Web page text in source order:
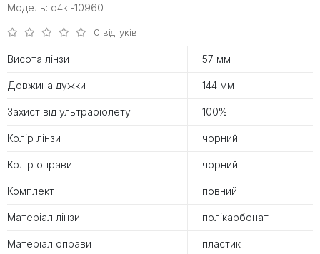
Модель: o4ki-10960
0 відгуків
Висота лінзи 57 мм
Довжина дужки 144 мм
Захист від ультрафіолету 100%
Колір лінзи чорний
Колір оправи чорний
Комплект повний
Матеріал лінзи полікарбонат
Матеріал оправи пластик